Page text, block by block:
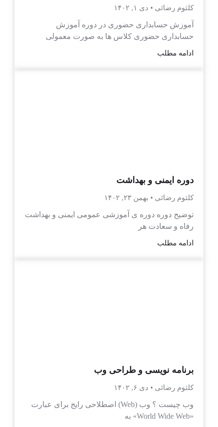
کلثوم رضائی دی ۱, ۱۴۰۲
آموزش حسابداری حضوری در دوره آموزش
حسابداری حضوری کلاس ها به صورت معمولی
ادامه مطلب
دوره ایمنی و بهداشت
کلثوم رضائی بهمن ۲۳, ۱۴۰۲
توضیح دوره دوره ی آموزشی عمومی ایمنی و بهداشت
رفاه و سعادت هر
ادامه مطلب
برنامه نویسی و طراحی وب
کلثوم رضائی دی ۶, ۱۴۰۲
وب چیست ؟ وب (Web) اصطلاحی رایج برای عبارت
«World Wide Web» به